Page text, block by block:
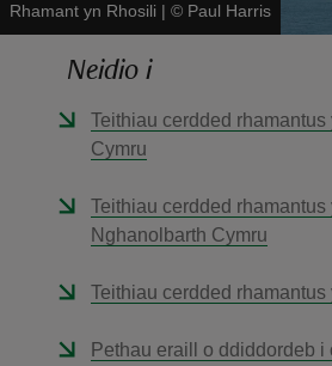
Rhamant yn Rhosili | © Paul Harris
Neidio i
Teithiau cerdded rhamantus
Cymru
Teithiau cerdded rhamantus
Nghanolbarth Cymru
Teithiau cerdded rhamantus
Pethau eraill o ddiddordeb i